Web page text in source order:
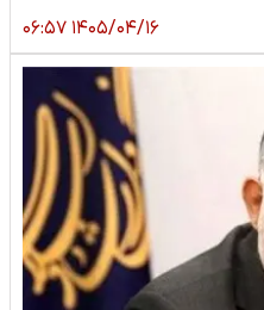
۱۴۰۵/۰۴/۱۶ ۰۶:۵۷